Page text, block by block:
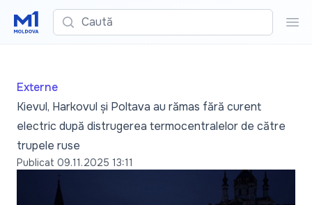
Caută
Externe
Kievul, Harkovul și Poltava au rămas fără curent
electric după distrugerea termocentralelor de către
trupele ruse
Publicat 09.11.2025 13:11